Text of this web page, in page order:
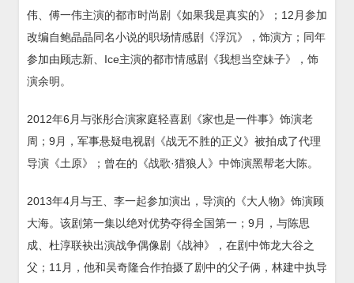
伟、傅一伟主演的都市时尚剧《如果我是真实的》；12月参加
改编自鲍晶晶同名小说的职场情感剧《浮沉》，饰演方；同年
参加由顾志新、Ice主演的都市情感剧《我想当空妹子》，饰
演余明。
2012年6月与张彤合演家庭轻喜剧《家也是一件事》饰演老
周；9月，军事悬疑电视剧《战无不胜的正义》被拍成了代理
导演《土原》；曾在的《战歌·猎狼人》中饰演黑帮老大陈。
2013年4月与王、李一起参加演出，导演的《大人物》饰演顾
大海。该剧第一集以绝对优势夺得全国第一；9月，与陈思
成、杜淳联袂出演战争偶像剧《战神》，在剧中饰龙大谷之
父；11月，他和吴奇隆合作拍摄了剧中的父子俩，林建中执导